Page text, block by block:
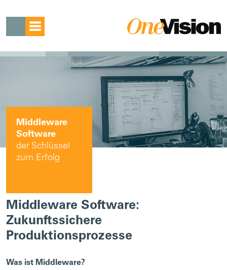
Middleware
Software
der Schlüssel
zum Erfolg
Middleware Software:
Zukunftssichere
Produktionsprozesse
Was ist Middleware?